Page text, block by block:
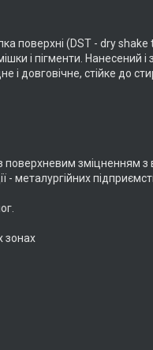
поверхні (DST - dry
і пігменти. Нанесений
і довговічне, стійке до
зміцненням з
металургійних
зонах